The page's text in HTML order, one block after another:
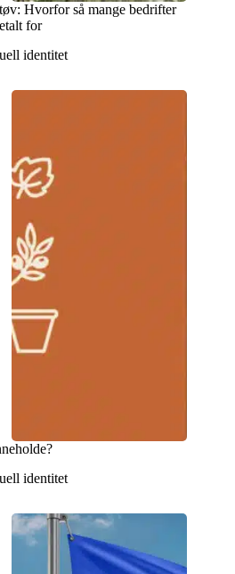
Hvorfor så mange bedrifter
for
identitet
identitet